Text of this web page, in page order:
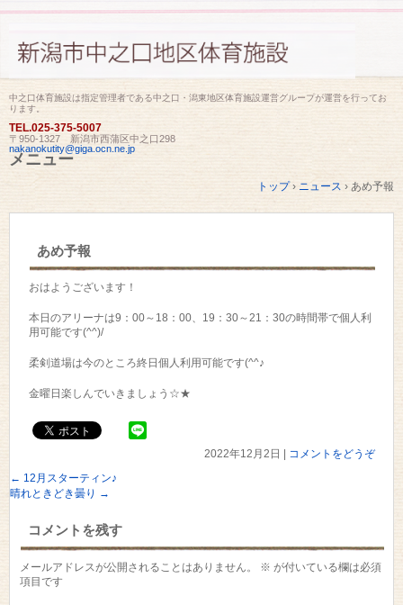
中之口体育施設は指定管理者である中之口・潟東地区体育施設運営グループが運営を行ってお
ります。
TEL.025-375-5007
〒950-1327 新潟市西蒲区中之口298
nakanokutity@giga.ocn.ne.jp
メニュー
トップ › ニュース › あめ予報
あめ予報
おはようございます！
本日のアリーナは9：00～18：00、19：30～21：30の時間帯で個人利
用可能です(^^)/
柔剣道場は今のところ終日個人利用可能です(^^♪
金曜日楽しんでいきましょう☆★
2022年12月2日
コメントをどうぞ
← 12月スターティン♪
晴れときどき曇り →
コメントを残す
メールアドレスが公開されることはありません。 ※ が付いている欄は必須
項目です